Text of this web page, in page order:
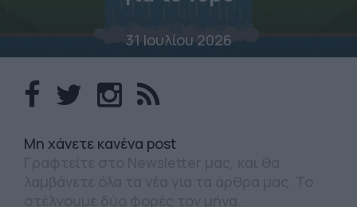
31 Ιουλίου 2026
Mη χάνετε κανένα post